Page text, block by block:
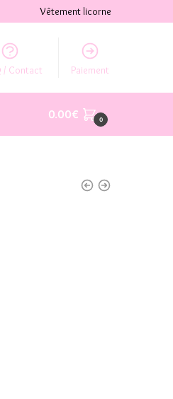
Vêtement licorne
/ Contact Paiement
0.00€ 0